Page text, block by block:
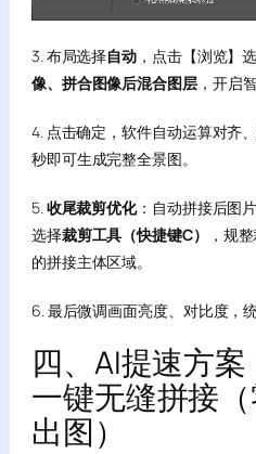
3. 布局选择自动 ，点击【浏览】
像、拼合图像后混合图层，开启
4. 点击确定，软件自动运算对齐
秒即可生成完整全景图。
5.收尾裁剪优化：自动拼接后图
选择裁剪工具（快捷键C）
，规
的拼接主体区域。
6. 最后微调画面亮度、对比度，
四、AI提速方
一键无缝拼接
出图）